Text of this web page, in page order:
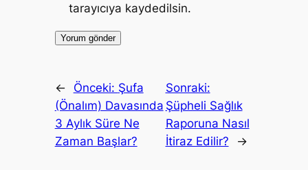
tarayıcıya kaydedilsin.
← Önceki: Şufa
(Önalım) Davasında
3 Aylık Süre Ne
Zaman Başlar?
Sonraki:
Şüpheli Sağlık
Raporuna Nasıl
İtiraz Edilir?
→